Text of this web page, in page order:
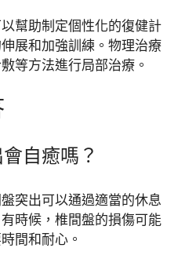
幫助制定個性化的復健計
展和加強訓練。物理治療
等方法進行局部治療。
自癒嗎？
突出可以通過適當的休息
時候，椎間盤的損傷可能
間和耐心。